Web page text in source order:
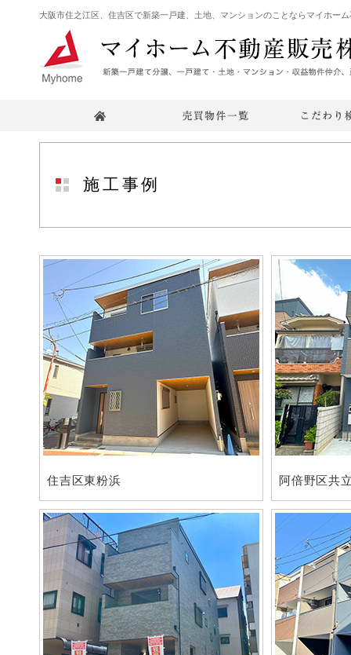
大阪市住之江区、住吉区で新築一戸建、土地、マンションのことならマイホー
施工事例
住吉区東粉浜 阿倍野区共